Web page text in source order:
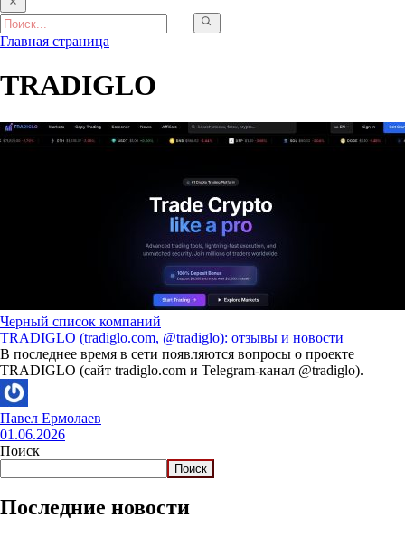
Главная страница
TRADIGLO
Черный список компаний
TRADIGLO (tradiglo.com, @tradiglo): отзывы и новости
В последнее время в сети появляются вопросы о проекте
TRADIGLO (сайт tradiglo.com и Telegram-канал @tradiglo).
Павел Ермолаев
01.06.2026
Поиск
Поиск
Последние новости